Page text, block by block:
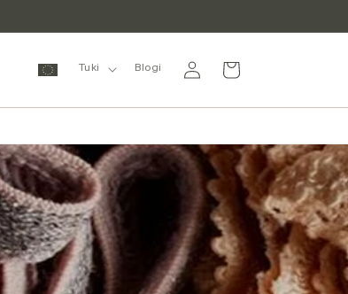
Tuki Blogi
sisään
Ostoskori